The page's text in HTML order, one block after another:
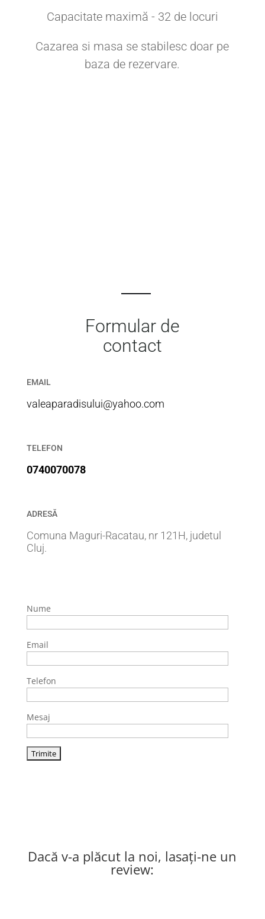
Capacitate maximă - 32 de locuri
Cazarea si masa se stabilesc doar pe
baza de rezervare.
Formular de
contact
EMAIL
valeaparadisului@yahoo.com
TELEFON
0740070078
ADRESĂ
Comuna Maguri-Racatau, nr 121H, judetul
Cluj.
Nume
Email
Telefon
Mesaj
Dacă v-a plăcut la noi, lasați-ne un
review: